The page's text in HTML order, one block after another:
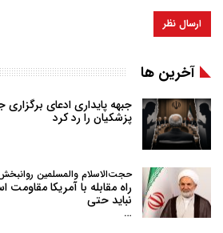
آخرین ها
جبهه پایداری ادعای
پزشکیان را رد کرد
حجت‌الاسلام والمسلمین
راه مقابله با آمریکا
نباید حتی
…